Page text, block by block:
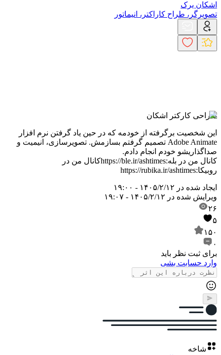
اشکان یرک
تصویرگر، طراح کاراکتر، انیماتور
طراحی کارکتر اشکان
این شخصیت برگرفته از خودمه که در حین یاد گرفتن نرم افزار
Adobe Animate تصمیم گرفتم بسازمش. تصویرسازی، انیمیت و
صداگذاریشو خودم انجام دادم.
کانال من در بله:https://ble.ir/ashtimesکانال من در
روبیکا:https://rubika.ir/ashtimes
ایجاد شده در ۱۴۰۵/۲/۱۲ - ۱۹:۰۰
ویرایش شده در ۱۴۰۵/۲/۱۲ - ۱۹:۰۷
۲۶
۵
۱۵۰
۰
برای ثبت نظر باید
وارد حسابت بشی
شاخه